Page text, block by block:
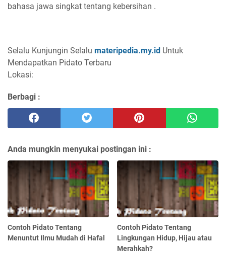
bahasa jawa singkat tentang kebersihan .
Selalu Kunjungin Selalu materipedia.my.id Untuk
Mendapatkan Pidato Terbaru
Lokasi:
Berbagi :
Anda mungkin menyukai postingan ini :
Contoh Pidato Tentang
Menuntut Ilmu Mudah di Hafal
Contoh Pidato Tentang
Lingkungan Hidup, Hijau atau
Merahkah?